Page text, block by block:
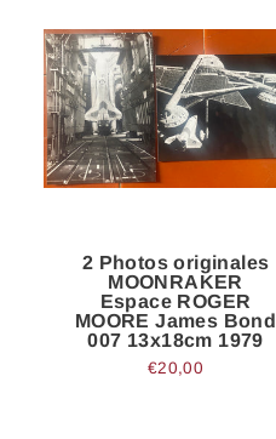
2 Photos originales
MOONRAKER
Espace ROGER
MOORE James Bond
007 13x18cm 1979
€20,00